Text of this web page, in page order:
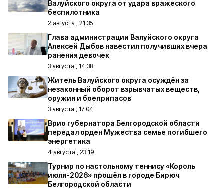
Валуйского округа от удара вражеского
беспилотника
2 августа , 21:35
Глава администрации Валуйского округа
Алексей Дыбов навестил получивших вчера
ранения девочек
3 августа , 14:38
Житель Валуйского округа осуждён за
незаконный оборот взрывчатых веществ,
оружия и боеприпасов
3 августа , 17:04
Врио губернатора Белгородской области
передал орден Мужества семье погибшего
энергетика
4 августа , 23:19
Турнир по настольному теннису «Король
июля-2026» прошёл в городе Бирюч
Белгородской области